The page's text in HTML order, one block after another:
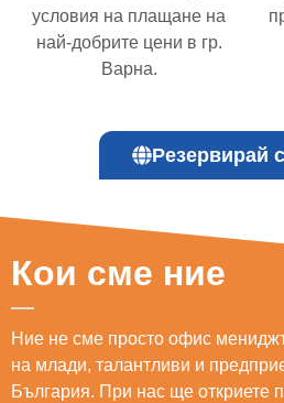
условия на плащане на
най-добрите цени в гр.
Варна.
Резервирай
Кои сме ние
Ние не сме просто офис
на млади, талантливи и
България. При нас ще откриете